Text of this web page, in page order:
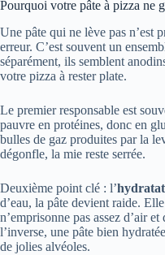
Pourquoi votre pâte à pizza ne
Une pâte qui ne lève pas n’est
erreur. C’est souvent un
séparément, ils semblent
votre pizza à rester plate.
Le premier responsable est
pauvre en protéines, donc en
bulles de gaz produites par la
dégonfle, la mie reste serrée.
Deuxième point clé : l’
d’eau, la pâte devient raide.
n’emprisonne pas assez d’air
l’inverse, une pâte bien
de jolies alvéoles.